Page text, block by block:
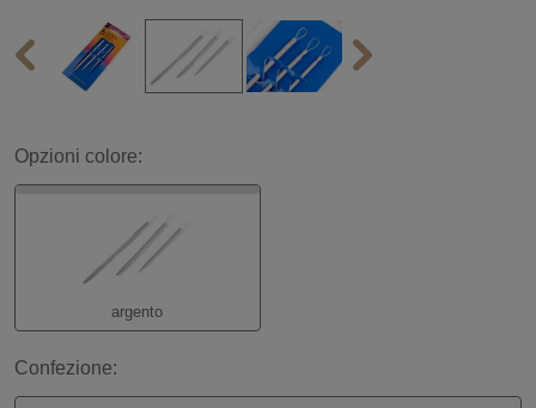
Opzioni colore:
argento
Confezione: